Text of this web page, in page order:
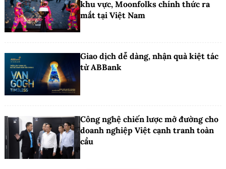
khu vực, Moonfolks chính thức ra
mắt tại Việt Nam
Giao dịch dễ dàng, nhận quà kiệt tác
từ ABBank
Công nghệ chiến lược mở đường cho
doanh nghiệp Việt cạnh tranh toàn
cầu